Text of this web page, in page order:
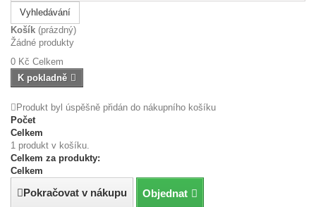
Vyhledávání
Košík (prázdný)
Žádné produkty
0 Kč Celkem
K pokladně
Produkt byl úspěšně přidán do nákupního košíku
Počet
Celkem
1 produkt v košíku.
Celkem za produkty:
Celkem
Pokračovat v nákupu Objednat